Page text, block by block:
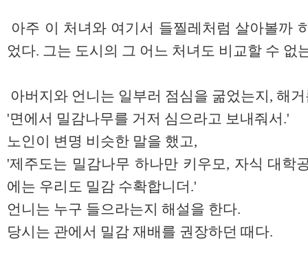
아주 이 처녀와 여기서 들찔레처럼 살아볼까
었다. 그는 도시의 그 어느 처녀도 비교할 수 없
아버지와 언니는 일부러 점심을 굶었는지, 해
'면에서 밀감나무를 거저 심으라고 보내줘서.'
노인이 변명 비슷한 말을 했고,
'제주도는 밀감나무 하나만 키우모, 자식 대학
에는 우리도 밀감 수확합니더.'
언니는 누구 들으라는지 해설을 한다.
당시는 관에서 밀감 재배를 권장하던 때다.